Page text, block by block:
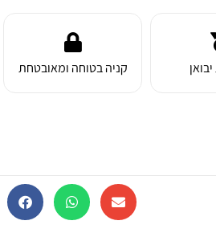
קניה בטוחה ומאובטחת